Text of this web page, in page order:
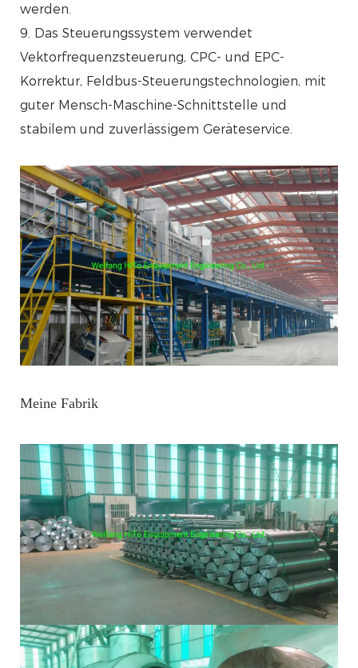
werden.
9. Das Steuerungssystem verwendet
Vektorfrequenzsteuerung, CPC- und EPC-
Korrektur, Feldbus-Steuerungstechnologien, mit
guter Mensch-Maschine-Schnittstelle und
stabilem und zuverlässigem Geräteservice.
Meine Fabrik